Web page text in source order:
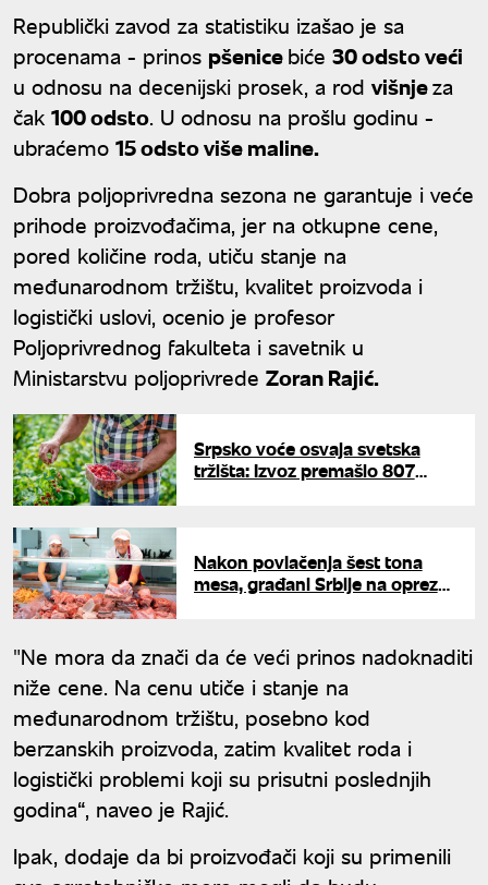
Republički zavod za statistiku izašao je sa
procenama - prinos pšenicebiće 30 odsto veći
u odnosu na decenijski prosek, a rod višnjeza
čak 100 odsto. U odnosu na prošlu godinu -
ubraćemo 15 odsto više maline.
Dobra poljoprivredna sezona ne garantuje i veće
prihode proizvođačima, jer na otkupne cene,
pored količine roda, utiču stanje na
međunarodnom tržištu, kvalitet proizvoda i
logistički uslovi, ocenio je profesor
Poljoprivrednog fakulteta i savetnik u
Ministarstvu poljoprivrede Zoran Rajić.
Srpsko voće osvaja svetska
tržišta: Izvoz premašio 807
Nakon povlačenja šest tona
mesa, građani Srbije na oprezu:
"Ne mora da znači da će veći prinos nadoknaditi
niže cene. Na cenu utiče i stanje na
međunarodnom tržištu, posebno kod
berzanskih proizvoda, zatim kvalitet roda i
logistički problemi koji su prisutni poslednjih
godina“, naveo je Rajić.
Ipak, dodaje da bi proizvođači koji su primenili